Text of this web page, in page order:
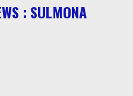
: SULMONA